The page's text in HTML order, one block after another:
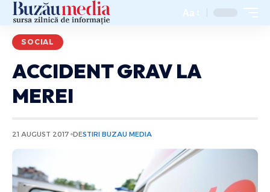
Aa
SOCIAL
ACCIDENT GRAV LA
MEREI
21 AUGUST 2017 DESTIRI BUZAU MEDIA